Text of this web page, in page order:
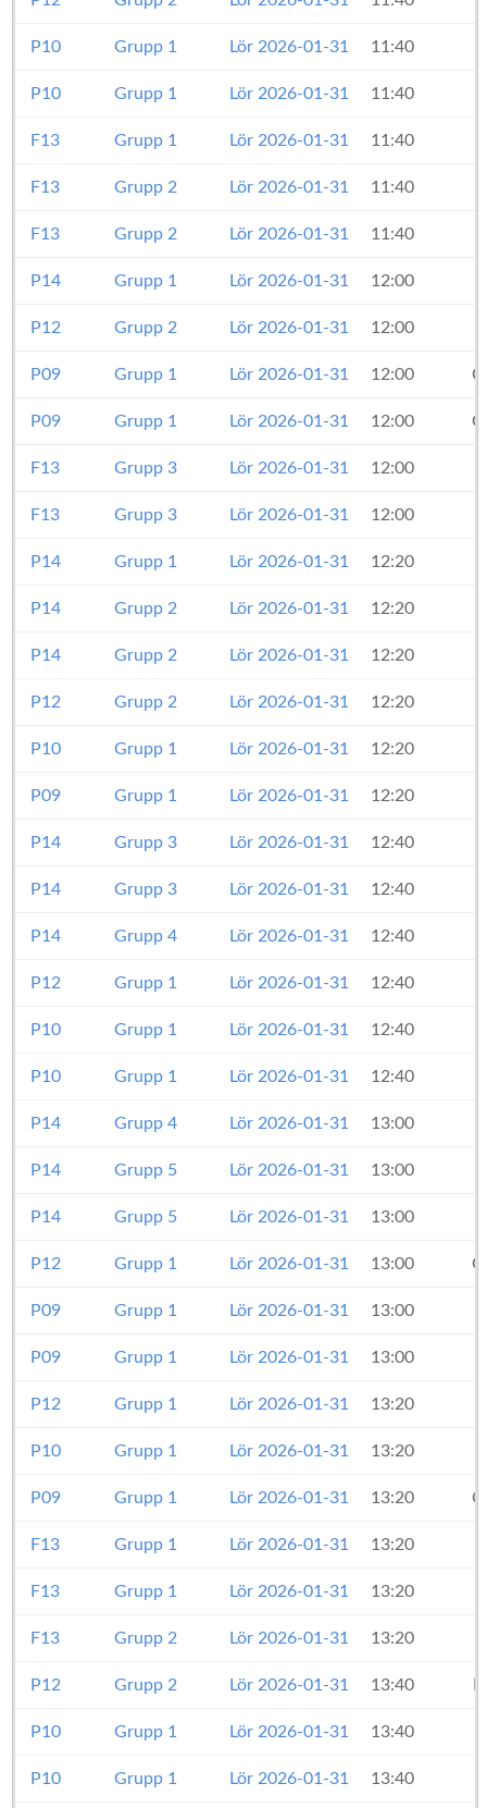
P10 Grupp 1 Lör 2026-01-31 11:40
P10 Grupp 1 Lör 2026-01-31 11:40
F13 Grupp 1 Lör 2026-01-31 11:40
F13 Grupp 2 Lör 2026-01-31 11:40
F13 Grupp 2 Lör 2026-01-31 11:40
P14 Grupp 1 Lör 2026-01-31 12:00
P12 Grupp 2 Lör 2026-01-31 12:00
P09 Grupp 1 Lör 2026-01-31 12:00
P09 Grupp 1 Lör 2026-01-31 12:00
F13 Grupp 3 Lör 2026-01-31 12:00
F13 Grupp 3 Lör 2026-01-31 12:00
P14 Grupp 1 Lör 2026-01-31 12:20
P14 Grupp 2 Lör 2026-01-31 12:20
P14 Grupp 2 Lör 2026-01-31 12:20
P12 Grupp 2 Lör 2026-01-31 12:20
P10 Grupp 1 Lör 2026-01-31 12:20
P09 Grupp 1 Lör 2026-01-31 12:20
P14 Grupp 3 Lör 2026-01-31 12:40
P14 Grupp 3 Lör 2026-01-31 12:40
P14 Grupp 4 Lör 2026-01-31 12:40
P12 Grupp 1 Lör 2026-01-31 12:40
P10 Grupp 1 Lör 2026-01-31 12:40
P10 Grupp 1 Lör 2026-01-31 12:40
P14 Grupp 4 Lör 2026-01-31 13:00
P14 Grupp 5 Lör 2026-01-31 13:00
P14 Grupp 5 Lör 2026-01-31 13:00
P12 Grupp 1 Lör 2026-01-31 13:00
P09 Grupp 1 Lör 2026-01-31 13:00
P09 Grupp 1 Lör 2026-01-31 13:00
P12 Grupp 1 Lör 2026-01-31 13:20
P10 Grupp 1 Lör 2026-01-31 13:20
P09 Grupp 1 Lör 2026-01-31 13:20
F13 Grupp 1 Lör 2026-01-31 13:20
F13 Grupp 1 Lör 2026-01-31 13:20
F13 Grupp 2 Lör 2026-01-31 13:20
P12 Grupp 2 Lör 2026-01-31 13:40
P10 Grupp 1 Lör 2026-01-31 13:40
P10 Grupp 1 Lör 2026-01-31 13:40